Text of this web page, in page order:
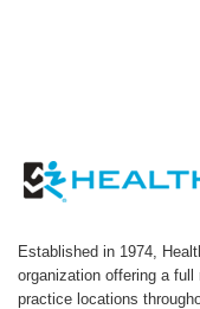
Established in 1974,
organization offering a
practice locations